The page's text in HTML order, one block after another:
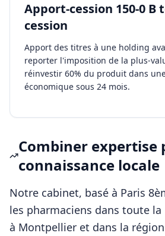
Apport-cession 150-0 B
cession
Apport des titres à une holding
reporter l'imposition de la plus-
réinvestir 60% du produit dans
économique sous 24 mois.
Combiner expertise
connaissance locale
Notre cabinet, basé à Paris
les pharmaciens dans toute la
à Montpellier et dans la région